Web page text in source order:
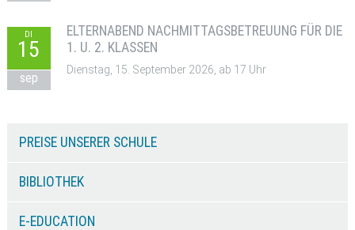
DI
15
sep
ELTERNABEND NACHMITTAGSBETREUUNG FÜR DIE
1. U. 2. KLASSEN
Dienstag, 15. September 2026, ab 17 Uhr
PREISE UNSERER SCHULE
BIBLIOTHEK
E-EDUCATION